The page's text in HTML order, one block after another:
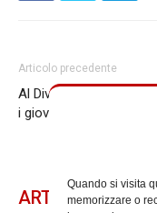
Quando si visita
memorizzare o
Articolo precedente
Al Divino Amore una
i giovani sul tema della
ARTICOLI